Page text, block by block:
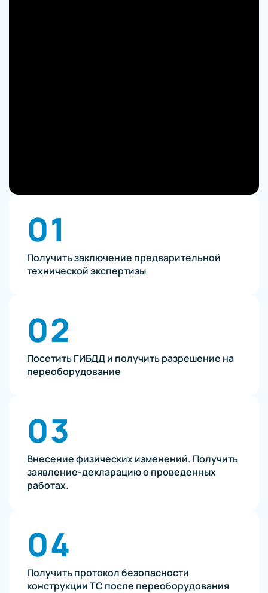
01
Получить заключение предварительной
технической экспертизы
02
Посетить ГИБДД и получить разрешение на
переоборудование
03
Внесение физических изменений. Получить
заявление-декларацию о проведенных
работах.
04
Получить протокол безопасности
конструкции ТС после переоборудования